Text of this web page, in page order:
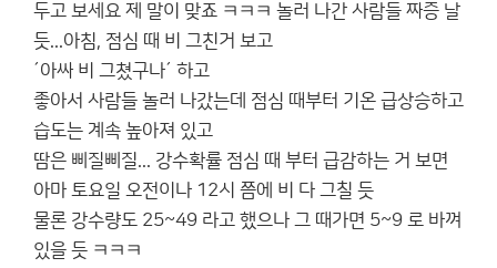
두고 보세요 제 말이 맞죠 ㅋㅋㅋ 놀러 나간 사람들 짜증 날
듯...아침, 점심 때 비 그친거 보고
´아싸 비 그쳤구나´ 하고
좋아서 사람들 놀러 나갔는데 점심 때부터 기온 급상승하고
습도는 계속 높아져 있고
땀은 삐질삐질... 강수확률 점심 때 부터 급감하는 거 보면
아마 토요일 오전이나 12시 쯤에 비 다 그칠 듯
물론 강수량도 25~49 라고 했으나 그 때가면 5~9 로 바껴
있을 듯 ㅋㅋㅋ